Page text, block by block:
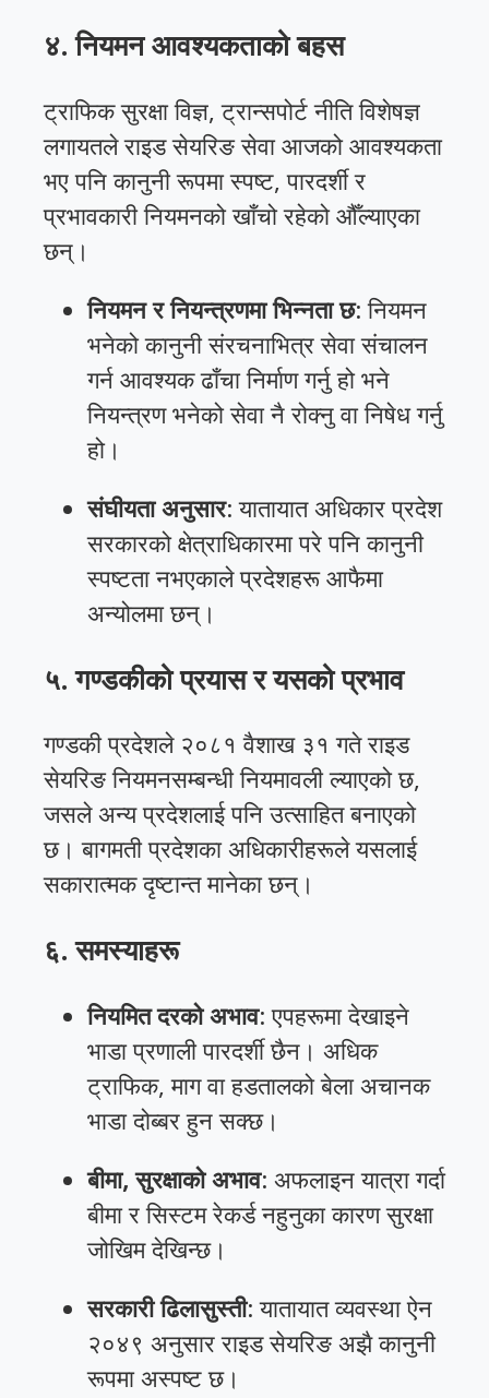
४. नियमन आवश्यकताको बहस
ट्राफिक सुरक्षा विज्ञ, ट्रान्सपोर्ट नीति विशेषज्ञ
लगायतले राइड सेयरिङ सेवा आजको आवश्यकता
भए पनि कानुनी रूपमा स्पष्ट, पारदर्शी र
प्रभावकारी नियमनको खाँचो रहेको औँल्याएका
छन्।
नियमन र नियन्त्रणमा भिन्नता छ: नियमन
भनेको कानुनी संरचनाभित्र सेवा संचालन
गर्न आवश्यक ढाँचा निर्माण गर्नु हो भने
नियन्त्रण भनेको सेवा नै रोक्नु वा निषेध गर्नु
हो।
संघीयता अनुसार: यातायात अधिकार प्रदेश
सरकारको क्षेत्राधिकारमा परे पनि कानुनी
स्पष्टता नभएकाले प्रदेशहरू आफैमा
अन्योलमा छन्।
५. गण्डकीको प्रयास र यसको प्रभाव
गण्डकी प्रदेशले २०८१ वैशाख ३१ गते राइड
सेयरिङ नियमनसम्बन्धी नियमावली ल्याएको छ,
जसले अन्य प्रदेशलाई पनि उत्साहित बनाएको
छ। बागमती प्रदेशका अधिकारीहरूले यसलाई
सकारात्मक दृष्टान्त मानेका छन्।
६. समस्याहरू
नियमित दरको अभाव: एपहरूमा देखाइने
भाडा प्रणाली पारदर्शी छैन। अधिक
ट्राफिक, माग वा हडतालको बेला अचानक
भाडा दोब्बर हुन सक्छ।
बीमा, सुरक्षाको अभाव: अफलाइन यात्रा गर्दा
बीमा र सिस्टम रेकर्ड नहुनुका कारण सुरक्षा
जोखिम देखिन्छ।
सरकारी ढिलासुस्ती: यातायात व्यवस्था ऐन
२०४९ अनुसार राइड सेयरिङ अझै कानुनी
रूपमा अस्पष्ट छ।